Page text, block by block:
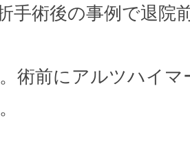
手術後の事例で退院
術前にアルツハイマ